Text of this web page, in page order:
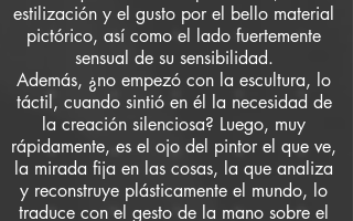
estilización y el gusto por el bello material
pictórico, así como el lado fuertemente
sensual de su sensibilidad.
Además, ¿no empezó con la escultura, lo
táctil, cuando sintió en él la necesidad de
la creación silenciosa? Luego, muy
rápidamente, es el ojo del pintor el que ve,
la mirada fija en las cosas, la que analiza
y reconstruye plásticamente el mundo, lo
traduce con el gesto de la mano sobre el